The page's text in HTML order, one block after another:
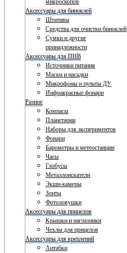
микроскопов
Аксессуары для биноклей
Штативы
Средства для очистки биноклей
Сумки и другие
принадлежности
Аксессуары для ПНВ
Источники питания
Маски и насадки
Микрофоны и пульты ДУ
Инфракрасные фонари
Разное
Компасы
Планетарии
Наборы для экспериментов
Фонари
Барометры и метеостанции
Часы
Глобусы
Металлоискатели
Экшн-камеры
Зонты
Фотоловушки
Аксессуары для прицелов
Крышки и наглазники
Чехлы для прицелов
Аксессуары для креплений
Антабки